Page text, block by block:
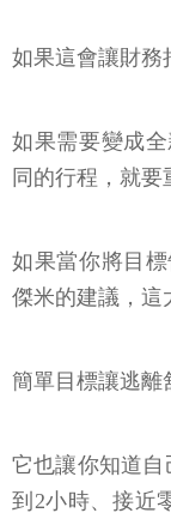
如果這會讓財務
如果需要變成
同的行程，就要
如果當你將目
傑米的建議，這
簡單目標讓逃離
它也讓你知道
到2小時、接近